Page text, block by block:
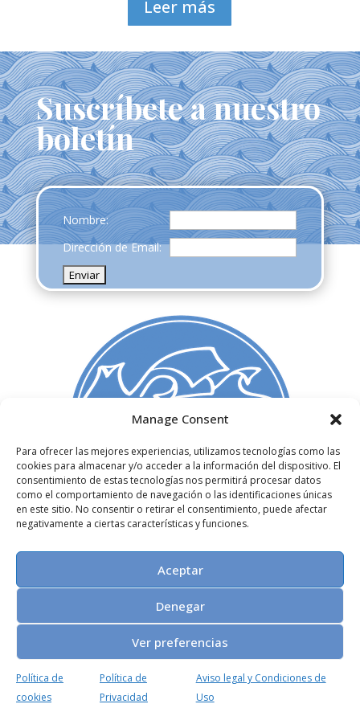
Manage Consent
Para ofrecer las mejores experiencias, utilizamos tecnologías como las
cookies para almacenar y/o acceder a la información del dispositivo. El
consentimiento de estas tecnologías nos permitirá procesar datos
como el comportamiento de navegación o las identificaciones únicas
en este sitio. No consentir o retirar el consentimiento, puede afectar
negativamente a ciertas características y funciones.
Aceptar
Denegar
Ver preferencias
Política de
cookies
Política de
Privacidad
Aviso legal y Condiciones de
Uso
Leer más
Suscríbete a nuestro
boletín
Nombre:
Dirección de Email:
C/ Madera 3, 1º izq,
28004. Madrid, España
+34 91 522 72 51
info@paginasdeespuma.com
Nosotros
Política de Privacidad
Política de Cookies
© 1999-2026, Páginas de Espuma